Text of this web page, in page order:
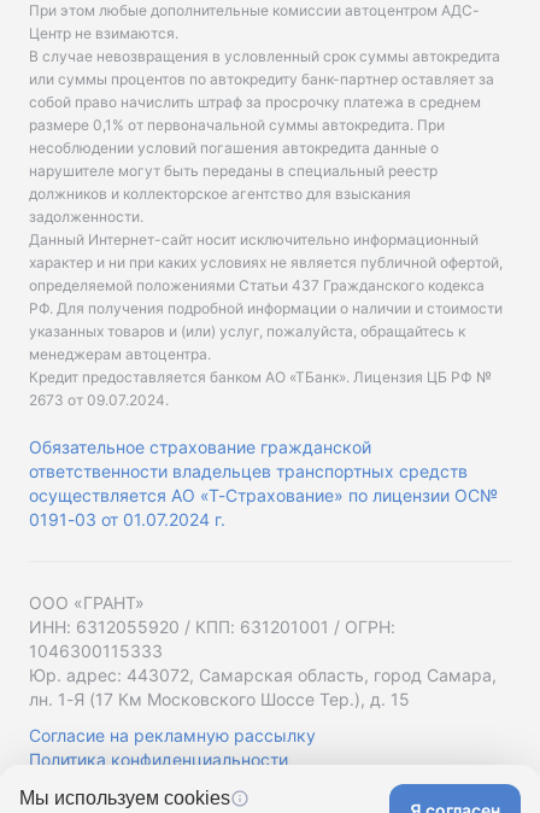
При этом любые дополнительные комиссии автоцентром АДС-
Центр не взимаются.
В случае невозвращения в условленный срок суммы автокредита
или суммы процентов по автокредиту банк-партнер оставляет за
собой право начислить штраф за просрочку платежа в среднем
размере 0,1% от первоначальной суммы автокредита. При
несоблюдении условий погашения автокредита данные о
нарушителе могут быть переданы в специальный реестр
должников и коллекторское агентство для взыскания
задолженности.
Данный Интернет-сайт носит исключительно информационный
характер и ни при каких условиях не является публичной офертой,
определяемой положениями Статьи 437 Гражданского кодекса
РФ. Для получения подробной информации о наличии и стоимости
указанных товаров и (или) услуг, пожалуйста, обращайтесь к
менеджерам автоцентра.
Кредит предоставляется банком АО «ТБанк». Лицензия ЦБ РФ №
2673 от 09.07.2024.
Обязательное страхование гражданской
ответственности владельцев транспортных средств
осуществляется АО «Т-Страхование» по лицензии ОС№
0191-03 от 01.07.2024 г.
ООО «ГРАНТ»
ИНН: 6312055920 / КПП: 631201001 / ОГРН:
1046300115333
Юр. адрес: 443072, Самарская область, город Самара,
лн. 1-Я (17 Км Московского Шоссе Тер.), д. 15
Согласие на рекламную рассылку
Политика конфиденциальности
Мы используем cookies